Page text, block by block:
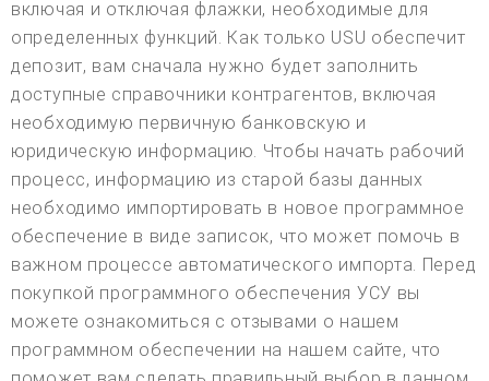
включая и отключая флажки, необходимые для
определенных функций. Как только USU обеспечит
депозит, вам сначала нужно будет заполнить
доступные справочники контрагентов, включая
необходимую первичную банковскую и
юридическую информацию. Чтобы начать рабочий
процесс, информацию из старой базы данных
необходимо импортировать в новое программное
обеспечение в виде записок, что может помочь в
важном процессе автоматического импорта. Перед
покупкой программного обеспечения УСУ вы
можете ознакомиться с отзывами о нашем
программном обеспечении на нашем сайте, что